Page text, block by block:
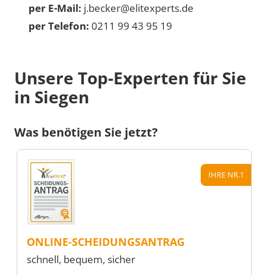
per E-Mail: j.becker@elitexperts.de
per Telefon: 0211 99 43 95 19
Unsere Top-Experten für Sie
in Siegen
Was benötigen Sie jetzt?
IHRE NR.1
ONLINE-SCHEIDUNGSANTRAG
schnell, bequem, sicher